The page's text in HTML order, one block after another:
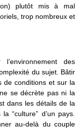
plutôt mis à mal
trop nombreux et
des
du sujet. Bâtir
de conditions et sur la
se décrète pas ni la
dans les détails de la
“culture” d’un pays.
au-delà du couple